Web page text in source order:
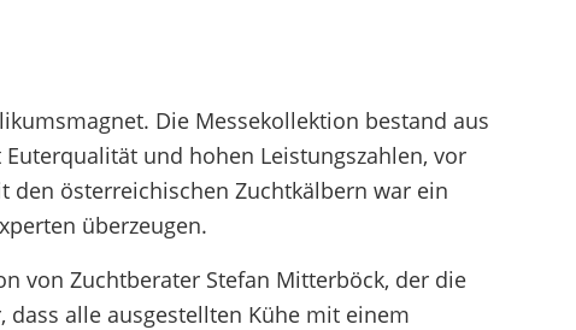
Die Messekollektion bestand aus
und hohen Leistungszahlen, vor
österreichischen Zuchtkälbern war ein
überzeugen.
von Zuchtberater Stefan Mitterböck, der die
alle ausgestellten Kühe mit einem